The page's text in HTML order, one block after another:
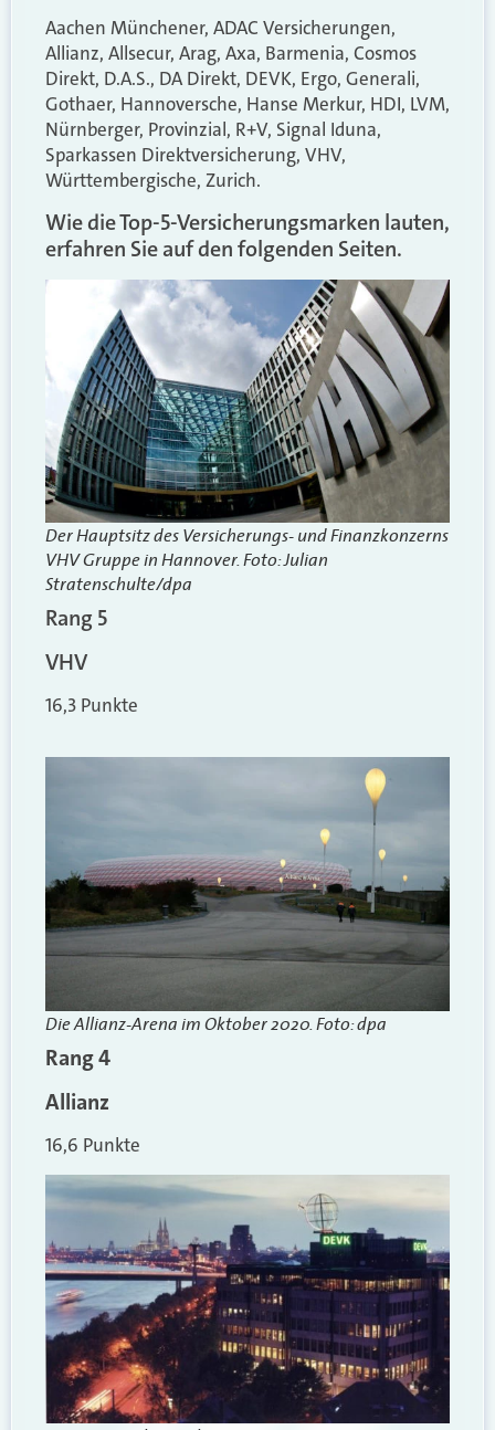
Aachen Münchener, ADAC Versicherungen,
Allianz, Allsecur, Arag, Axa, Barmenia, Cosmos
Direkt, D.A.S., DA Direkt, DEVK, Ergo, Generali,
Gothaer, Hannoversche, Hanse Merkur, HDI, LVM,
Nürnberger, Provinzial, R+V, Signal Iduna,
Sparkassen Direktversicherung, VHV,
Württembergische, Zurich.
Wie die Top-5-Versicherungsmarken lauten,
erfahren Sie auf den folgenden Seiten.
Der Hauptsitz des Versicherungs- und Finanzkonzerns
VHV Gruppe in Hannover. Foto: Julian
Stratenschulte/dpa
Rang 5
VHV
16,3 Punkte
Die Allianz-Arena im Oktober 2020. Foto: dpa
Rang 4
Allianz
16,6 Punkte